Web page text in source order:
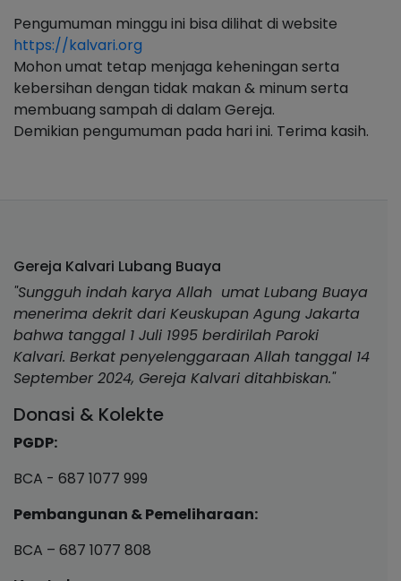
Pengumuman minggu ini bisa dilihat di website
https://kalvari.org
Mohon umat tetap menjaga keheningan serta
kebersihan dengan tidak makan & minum serta
membuang sampah di dalam Gereja.
Demikian pengumuman pada hari ini. Terima kasih.
Gereja Kalvari Lubang Buaya
"Sungguh indah karya Allah umat Lubang Buaya
menerima dekrit dari Keuskupan Agung Jakarta
bahwa tanggal 1 Juli 1995 berdirilah Paroki
Kalvari. Berkat penyelenggaraan Allah tanggal 14
September 2024, Gereja Kalvari ditahbiskan."
Donasi & Kolekte
PGDP:
BCA - 687 1077 999
Pembangunan & Pemeliharaan:
BCA – 687 1077 808